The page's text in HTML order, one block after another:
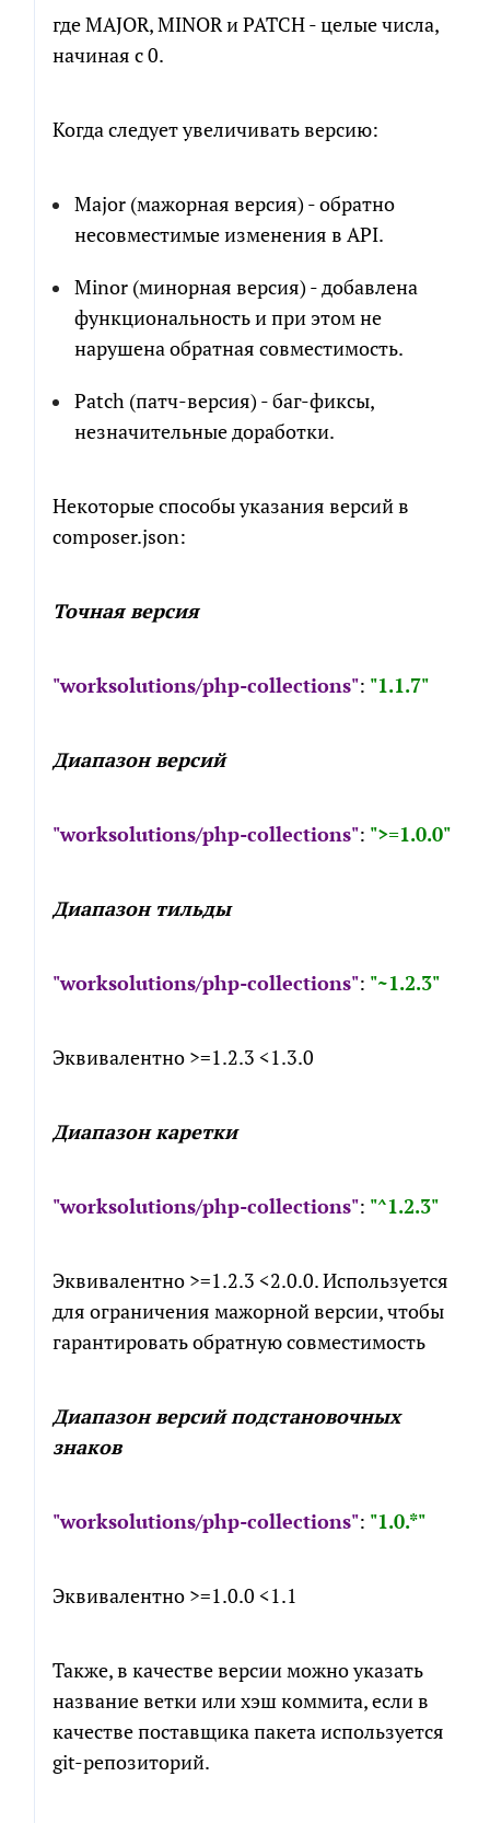
где MAJOR, MINOR и PATСH - целые числа,
начиная с 0.
Когда следует увеличивать версию:
Major (мажорная версия) - обратно
несовместимые изменения в API.
Minor (минорная версия) - добавлена
функциональность и при этом не
нарушена обратная совместимость.
Patch (патч-версия) - баг-фиксы,
незначительные доработки.
Некоторые способы указания версий в
composer.json:
Точная версия
"worksolutions/php-collections": "1.1.7"
Диапазон версий
"worksolutions/php-collections": ">=1.0.0"
Диапазон тильды
"worksolutions/php-collections": "~1.2.3"
Эквивалентно >=1.2.3 <1.3.0
Диапазон каретки
"worksolutions/php-collections": "^1.2.3"
Эквивалентно >=1.2.3 <2.0.0. Используется
для ограничения мажорной версии, чтобы
гарантировать обратную совместимость
Диапазон версий подстановочных
знаков
"worksolutions/php-collections": "1.0.*"
Эквивалентно >=1.0.0 <1.1
Также, в качестве версии можно указать
название ветки или хэш коммита, если в
качестве поставщика пакета используется
git-репозиторий.